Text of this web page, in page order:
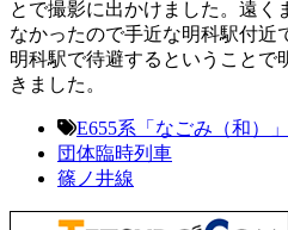
とで撮影に出かけました。遠く
なかったので手近な明科駅付近
明科駅で待避するということで
きました。
E655系「なごみ（和）」
団体臨時列車
篠ノ井線